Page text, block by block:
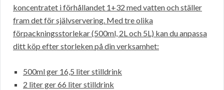
koncentratet i förhållandet 1+32 med vatten och ställer
fram det för självservering. Med tre olika
förpackningsstorlekar (500ml, 2L och 5L) kan du anpassa
ditt köp efter storleken på din verksamhet:
500ml ger 16,5 liter stilldrink
2 liter ger 66 liter stilldrink